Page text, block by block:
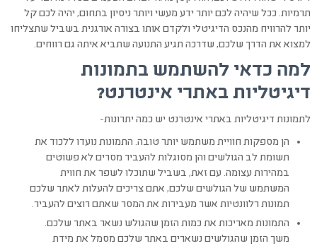
תרמיות. ככל שיהיה לכם יותר ידע מעשי ויותר ניסיון בתחום, יהיה לכם קל
יותר להרוויח מהנכס הדיגיטלי ולקדם אותו בצורה אורגנית בשביל שתצליחו
למצוא את הדרך שלכם, שדרכה תגיע התנועה שתביא איתה גם רווחים.
למה כדאי להשתמש בתמונות
דיגיטליות באתרי אינטרנט?
לתמונות דיגיטליות באתרי אינטרנט יש כמה יתרונות-
הן מספקות חוויית משתמש יותר טובה. התמונות נועדו ללכוד את
תשומת לב הגולשים והן מסוגלות להעביר מסרים לא פשוטים
במהירות עצומה. עם זאת, בשביל שתוכלו לשפר את חווית
המשתמש של הגולשים שלכם, אתם צריכים להעלות לאתר שלכם
תמונות רלוונטיות אשר מעבירות את המסר שאתם רוצים להעביר.
התמונות מאריכות את כמות הזמן שהגולש נשאר באתר שלכם.
משך הזמן שהגולשים נשארים באתר שלכם מסמל את מידת